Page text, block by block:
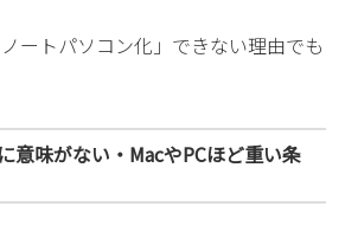
ートパソコン化」できない理由でも
意味がない・MacやPCほど重い条